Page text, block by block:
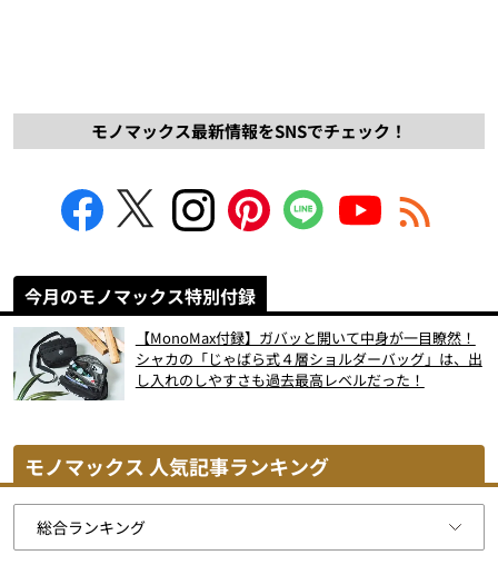
モノマックス最新情報をSNSでチェック！
今月のモノマックス特別付録
【MonoMax付録】ガバッと開いて中身が一目瞭然！
シャカの「じゃばら式４層ショルダーバッグ」は、出
し入れのしやすさも過去最高レベルだった！
モノマックス 人気記事ランキング